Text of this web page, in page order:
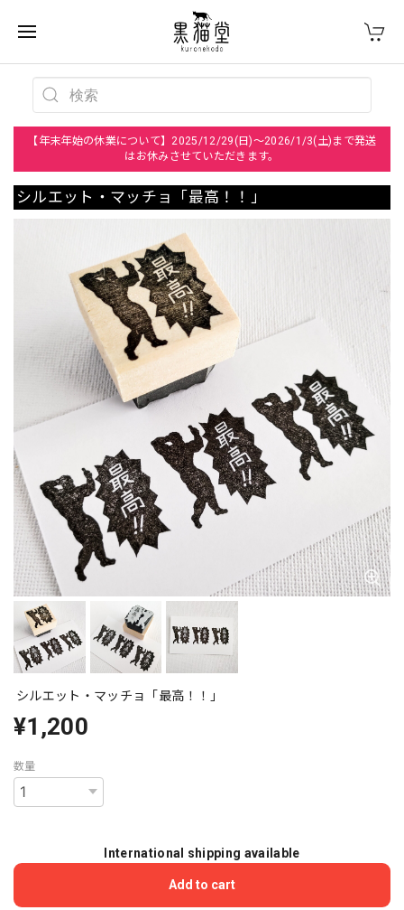
【年末年始の休業について】2025/12/29(日)～2026/1/3(土)まで発送
はお休みさせていただきます。
シルエット・マッチョ「最高！！」
シルエット・マッチョ「最高！！」
¥1,200
数量
International shipping available
Add to cart